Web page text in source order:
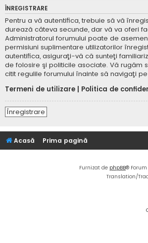
ÎNREGISTRARE
Pentru a vă autentifica, trebuie să vă
durează câteva secunde, dar vă va oferi
Administratorul forumului poate de
permisiuni suplimentare utilizatorilor
autentifica, asiguraţi-vă că sunteţi
de folosire şi politicile asociate. Vă rugăm
citit regulile forumului înainte să navigaţi
Termeni de utilizare
Politica de
Înregistrare
Acasă Prima pagină
Furnizat de phpBB®
Translation/